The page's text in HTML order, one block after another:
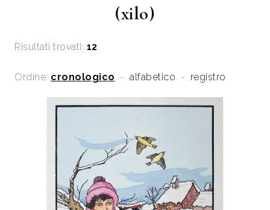
(xilo)
Risultati trovati: 12
Ordine: cronologico - alfabetico - registro